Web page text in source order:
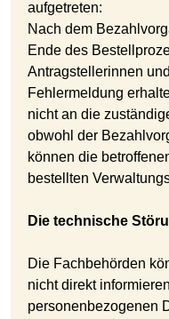
aufgetreten:
Nach dem
Ende des
Antragstellerinnen
Fehlermeldung
nicht an die
obwohl der
können die
bestellten
Die technische
Die Fachbehörden
nicht direkt
personenbezogenen